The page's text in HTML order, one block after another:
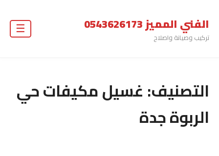
الفني المميز 0543626173
تركيب وصيانة واصلاح
التصنيف:غسيل مكيفات حي
الربوة جدة